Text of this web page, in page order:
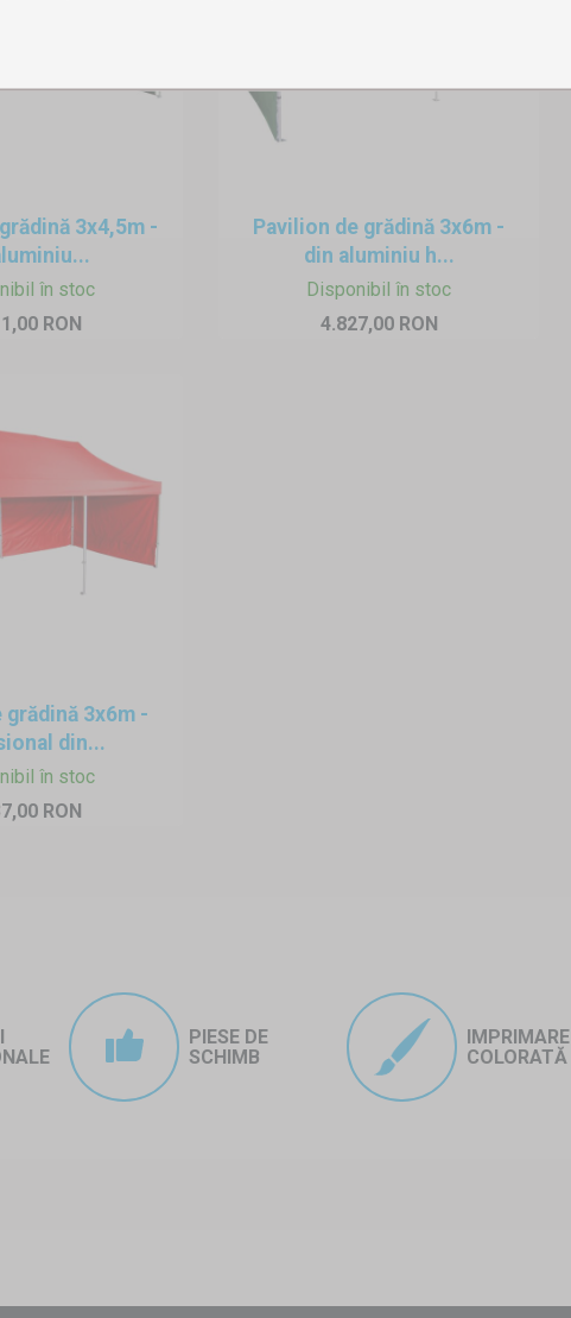
3x4,5m -
în stoc
RON
Pavilion de grădină 3x6m -
din aluminiu h...
Disponibil în stoc
4.827,00 RON
grădină 3x6m -
din...
în stoc
RON
PIESE DE
SCHIMB
IMPRIMARE
COLORATĂ